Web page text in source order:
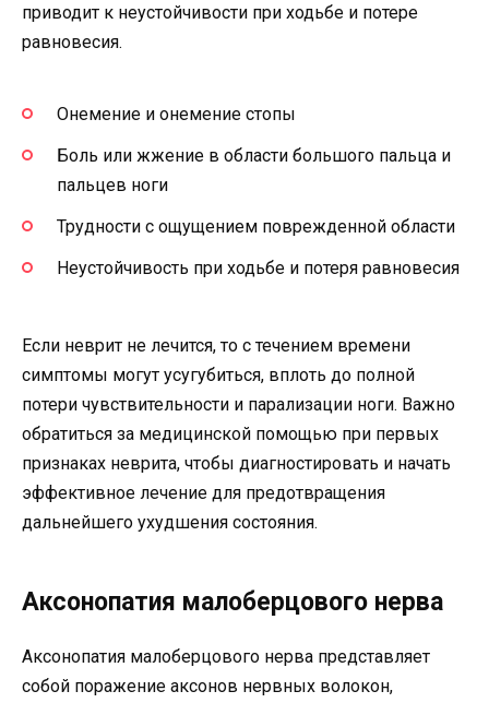
приводит к неустойчивости при ходьбе и потере
равновесия.
Онемение и онемение стопы
Боль или жжение в области большого пальца и
пальцев ноги
Трудности с ощущением поврежденной области
Неустойчивость при ходьбе и потеря равновесия
Если неврит не лечится, то с течением времени
симптомы могут усугубиться, вплоть до полной
потери чувствительности и парализации ноги. Важно
обратиться за медицинской помощью при первых
признаках неврита, чтобы диагностировать и начать
эффективное лечение для предотвращения
дальнейшего ухудшения состояния.
Аксонопатия малоберцового нерва
Аксонопатия малоберцового нерва представляет
собой поражение аксонов нервных волокон,